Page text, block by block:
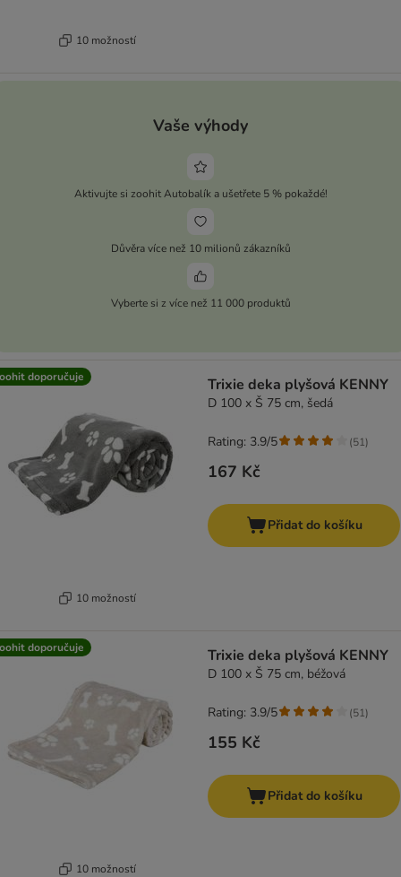
10 možností
Vaše výhody
Aktivujte si zoohit Autobalík a ušetřete 5 % pokaždé!
Důvěra více než 10 milionů zákazníků
Vyberte si z více než 11 000 produktů
doporučuje
10 možností
Trixie deka plyšová KENNY
D 100 x Š 75 cm, šedá
167 Kč
Rating: 3.9/5 (51)
Přidat do košíku
doporučuje
10 možností
Trixie deka plyšová KENNY
D 100 x Š 75 cm, béžová
155 Kč
Rating: 3.9/5 (51)
Přidat do košíku